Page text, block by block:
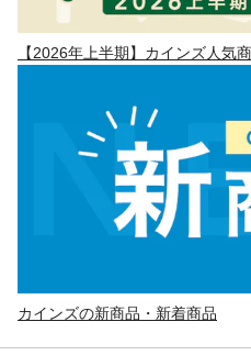
【2026年上半期】カインズ人気
カインズの新商品・新着商品